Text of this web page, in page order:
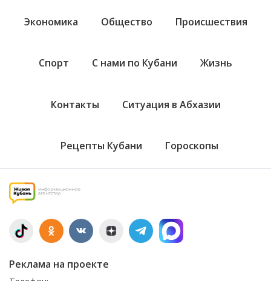
Экономика Общество Происшествия
Спорт С нами по Кубани Жизнь
Контакты Ситуация в Абхазии
Рецепты Кубани Гороскопы
Реклама на проекте